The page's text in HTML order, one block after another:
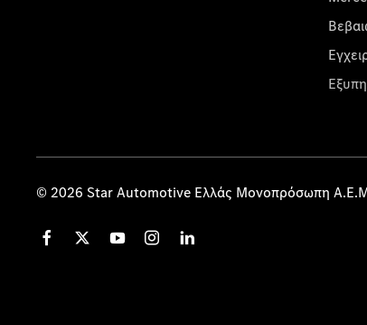
© 2026 Star Automotive Ελλάς Μονοπρόσωπη